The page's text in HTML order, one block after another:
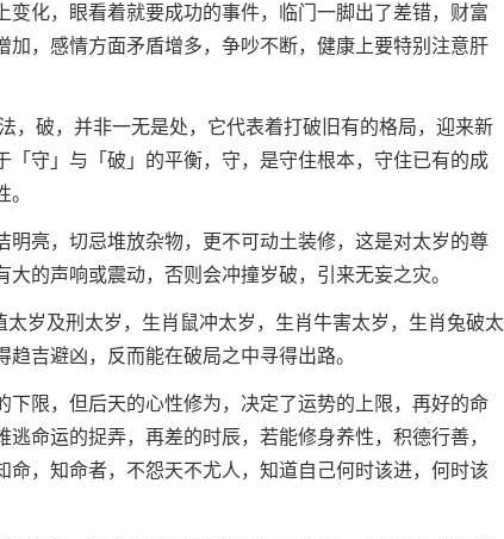
变化，眼看着就要成功的事件，临门一脚出了差错，财富
加，感情方面矛盾增多，争吵不断，健康上要特别注意肝
，破，并非一无是处，它代表着打破旧有的格局，迎来新
「守」与「破」的平衡，守，是守住根本，守住已有的成
亮，切忌堆放杂物，更不可动土装修，这是对太岁的尊
的声响或震动，否则会冲撞岁破，引来无妄之灾。
岁及刑太岁，生肖鼠冲太岁，生肖牛害太岁，生肖兔破太
吉避凶，反而能在破局之中寻得出路。
下限，但后天的心性修为，决定了运势的上限，再好的命
命运的捉弄，再差的时辰，若能修身养性，积德行善，
，知命者，不怨天不尤人，知道自己何时该进，何时该